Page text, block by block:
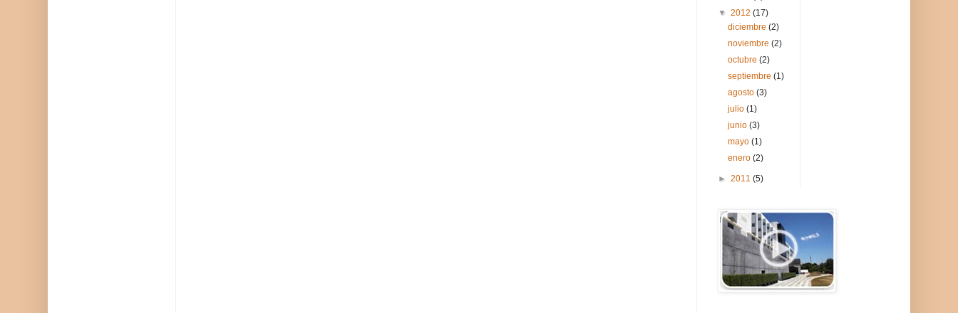
▼ 2012 (17)
diciembre(2)
noviembre(2)
octubre(2)
septiembre(1)
agosto(3)
julio(1)
junio(3)
mayo(1)
enero(2)
► 2011 (5)